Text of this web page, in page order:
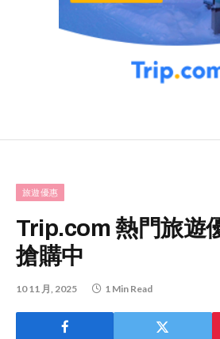
旅遊優惠
Trip.com 熱門旅遊
搶購中
10 11 月, 2025 1 Min Read